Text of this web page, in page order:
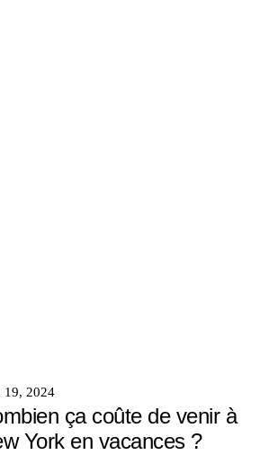
19, 2024
ça coûte de venir à
York en vacances ?